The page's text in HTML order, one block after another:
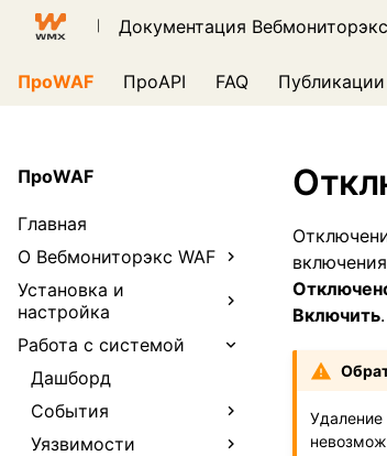
Документация Вебмониторэкс
ПроWAF ПроAPI FAQ Публикации
ПроWAF
Главная
О Вебмониторэкс WAF
Установка и
настройка
Работа с системой
Дашборд
События
Уязвимости
Включить.
Удаление